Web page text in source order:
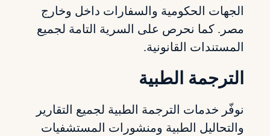
الجهات الحكومية والسفارات داخل وخارج
مصر. كما نحرص على السرية التامة لجميع
المستندات القانونية.
الترجمة الطبية
نوفّر خدمات الترجمة الطبية لجميع التقارير
والتحاليل الطبية ومنشورات المستشفيات